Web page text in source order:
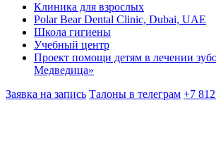
Клиника для взрослых
Polar Bear Dental Clinic, Dubai, UAE
Школа гигиены
Учебный центр
Проект помощи детям в лечении
Медведица»
Заявка на запись Талоны в телеграм +7